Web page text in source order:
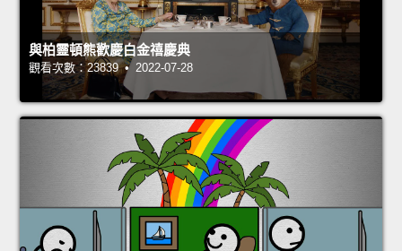
與柏靈頓熊歡慶白金禧慶典
觀看次數：23839 • 2022-07-28